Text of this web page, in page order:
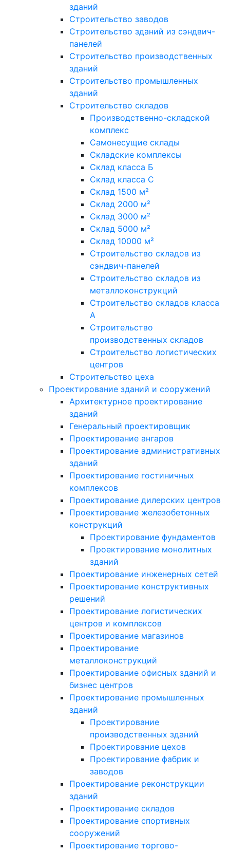
зданий
Строительство заводов
Строительство зданий из сэндвич-
панелей
Строительство производственных
зданий
Строительство промышленных
зданий
Строительство складов
Производственно-складской
комплекс
Самонесущие склады
Складские комплексы
Склад класса Б
Склад класса С
Склад 1500 м²
Склад 2000 м²
Склад 3000 м²
Склад 5000 м²
Склад 10000 м²
Строительство складов из
сэндвич-панелей
Строительство складов из
металлоконструкций
Строительство складов класса
А
Строительство
производственных складов
Строительство логистических
центров
Строительство цеха
Проектирование зданий и сооружений
Архитектурное проектирование
зданий
Генеральный проектировщик
Проектирование ангаров
Проектирование административных
зданий
Проектирование гостиничных
комплексов
Проектирование дилерских центров
Проектирование железобетонных
конструкций
Проектирование фундаментов
Проектирование монолитных
зданий
Проектирование инженерных сетей
Проектирование конструктивных
решений
Проектирование логистических
центров и комплексов
Проектирование магазинов
Проектирование
металлоконструкций
Проектирование офисных зданий и
бизнес центров
Проектирование промышленных
зданий
Проектирование
производственных зданий
Проектирование цехов
Проектирование фабрик и
заводов
Проектирование реконструкции
зданий
Проектирование складов
Проектирование спортивных
сооружений
Проектирование торгово-